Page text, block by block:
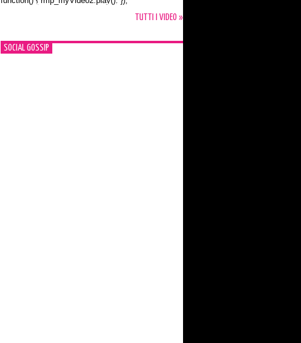
Orlando Bloom e la t-shirt dedicata a Flynn
TUTTI I VIDEO »
SOCIAL GOSSIP